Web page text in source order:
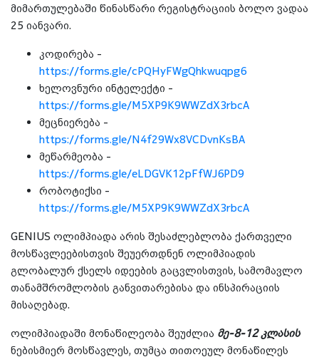
მიმართულებაში წინასწარი რეგისტრაციის ბოლო ვადაა
25 იანვარი.
კოდირება -
https://forms.gle/cPQHyFWgQhkwuqpg6
ხელოვნური ინტელექტი -
https://forms.gle/M5XP9K9WWZdX3rbcA
მეცნიერება -
https://forms.gle/N4f29Wx8VCDvnKsBA
მეწარმეობა -
https://forms.gle/eLDGVK12pFfWJ6PD9
რობოტიქსი -
https://forms.gle/M5XP9K9WWZdX3rbcA
GENIUS ოლიმპიადა არის შესაძლებლობა ქართველი
მოსწავლეებისთვის შეუერთდნენ ოლიმპიადის
გლობალურ ქსელს იდეების გაცვლისთვის, სამომავლო
თანამშრომლობის განვითარებისა და ინსპირაციის
მისაღებად.
ოლიმპიადაში მონაწილეობა შეუძლია მე-8-12 კლასის
ნებისმიერ მოსწავლეს, თუმცა თითოეულ მონაწილეს